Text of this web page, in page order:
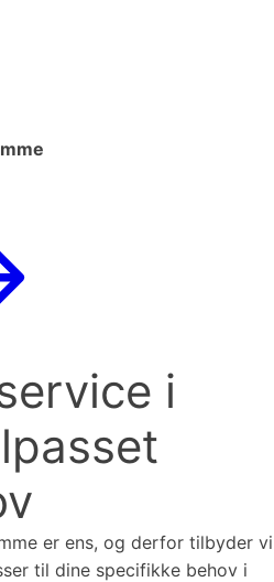
i
er ens, og derfor tilbyder vi
til dine specifikke behov i